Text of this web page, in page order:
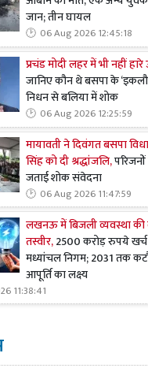
जान; तीन घायल
06 Aug 2026 12:45:18
प्रचंड मोदी लहर में भी नहीं
जानिए कौन थे बसपा के
निधन से बलिया में शोक
06 Aug 2026 12:25:59
मायावती ने दिवंगत बसपा
सिंह को दी श्रद्धांजलि,
जताई शोक संवेदना
06 Aug 2026 11:47:59
लखनऊ में बिजली व्यवस्था
तस्वीर,2500 करोड़ रुपये
मध्यांचल निगम; 2031 तक
आपूर्ति का लक्ष्य
11:38:41